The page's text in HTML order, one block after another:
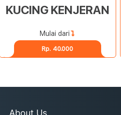
KUCING KENJERAN
Mulai dari
Rp. 40.000
About Us